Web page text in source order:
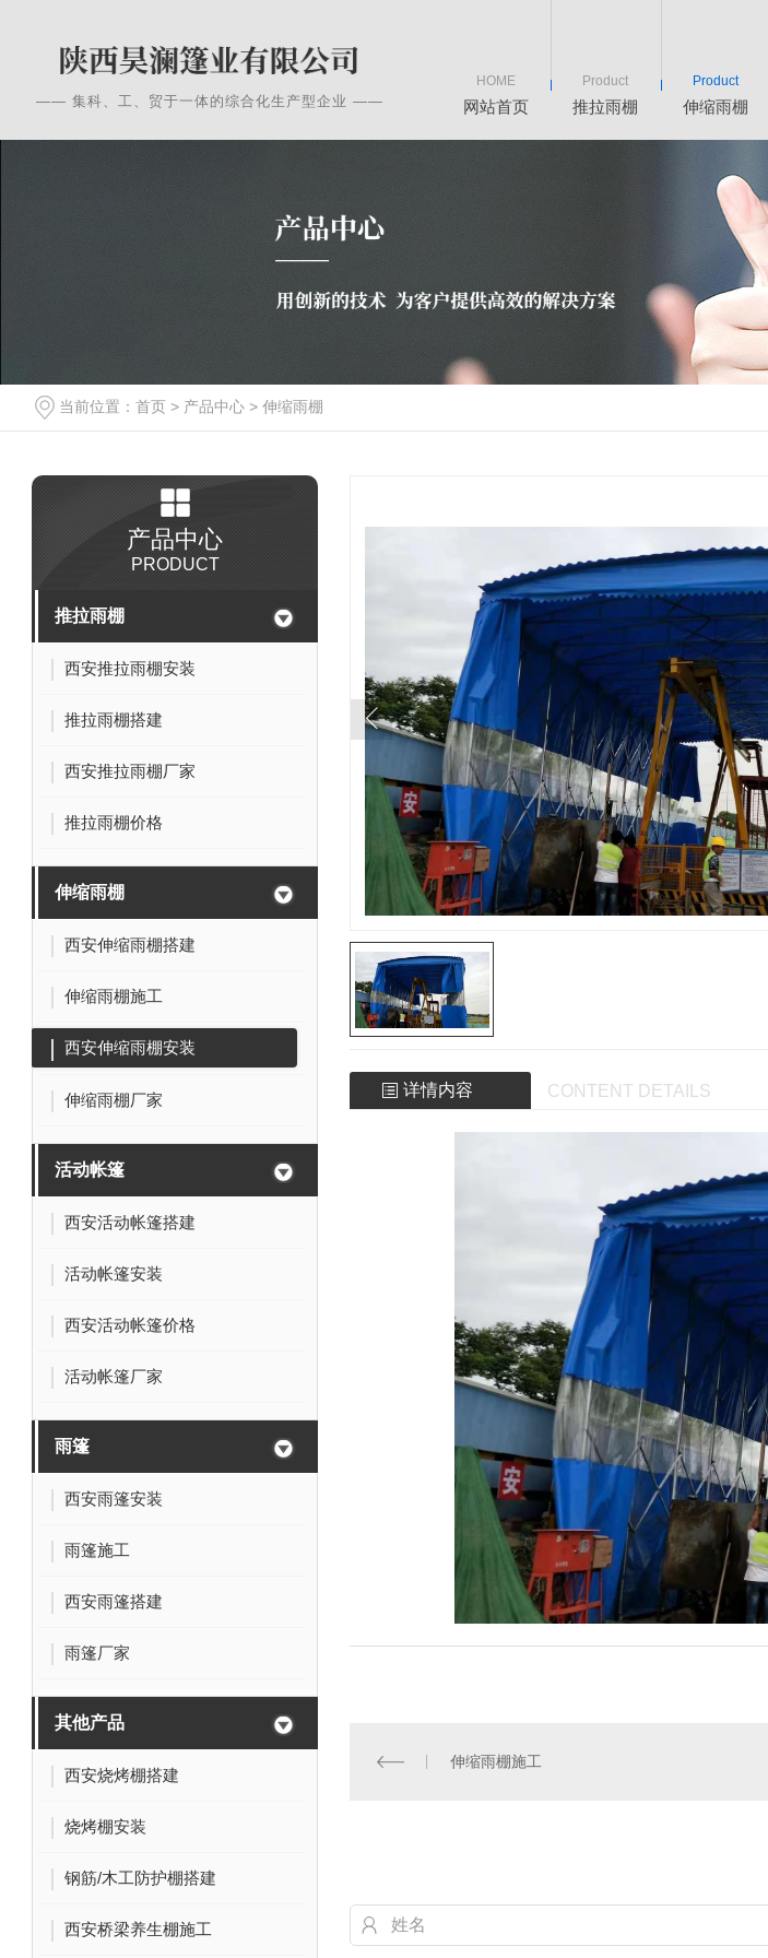
—— 集科、工、贸于一体的综合化生产型企业 ——
HOME
网站首页
Product
推拉雨棚
Product
伸缩雨棚
当前位置： 首页 > 产品中心 > 伸缩雨棚
产品中心
PRODUCT
推拉雨棚
西安推拉雨棚安装
推拉雨棚搭建
西安推拉雨棚厂家
推拉雨棚价格
伸缩雨棚
西安伸缩雨棚搭建
伸缩雨棚施工
西安伸缩雨棚安装
伸缩雨棚厂家
活动帐篷
西安活动帐篷搭建
活动帐篷安装
西安活动帐篷价格
活动帐篷厂家
雨篷
西安雨篷安装
雨篷施工
西安雨篷搭建
雨篷厂家
其他产品
西安烧烤棚搭建
烧烤棚安装
钢筋/木工防护棚搭建
西安桥梁养生棚施工
详情内容 CONTENT DETAILS
伸缩雨棚施工